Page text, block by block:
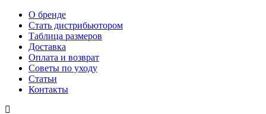
О бренде
Стать дистрибьютором
Таблица размеров
Доставка
Оплата и возврат
Советы по уходу
Статьи
Контакты